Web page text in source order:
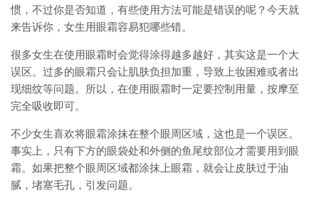
惯，不过你是否知道，有些使用方法可能是错误的呢？今天就
来告诉你，女生用眼霜容易犯哪些错。
很多女生在使用眼霜时会觉得涂得越多越好，其实这是一个大
误区。过多的眼霜只会让肌肤负担加重，导致上妆困难或者出
现细纹等问题。所以，在使用眼霜时一定要控制用量，按摩至
完全吸收即可。
不少女生喜欢将眼霜涂抹在整个眼周区域，这也是一个误区。
事实上，只有下方的眼袋处和外侧的鱼尾纹部位才需要用到眼
霜。如果把整个眼周区域都涂抹上眼霜，就会让皮肤过于油
腻，堵塞毛孔，引发问题。